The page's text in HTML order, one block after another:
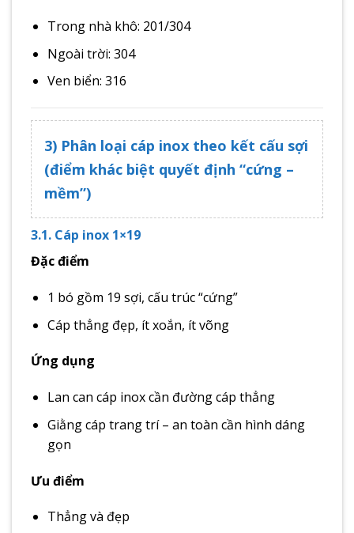
Trong nhà khô: 201/304
Ngoài trời: 304
Ven biển: 316
3) Phân loại cáp inox theo kết cấu sợi
(điểm khác biệt quyết định “cứng –
mềm”)
3.1. Cáp inox 1×19
Đặc điểm
1 bó gồm 19 sợi, cấu trúc “cứng”
Cáp thẳng đẹp, ít xoắn, ít võng
Ứng dụng
Lan can cáp inox cần đường cáp thẳng
Giằng cáp trang trí – an toàn cần hình dáng
gọn
Ưu điểm
Thẳng và đẹp